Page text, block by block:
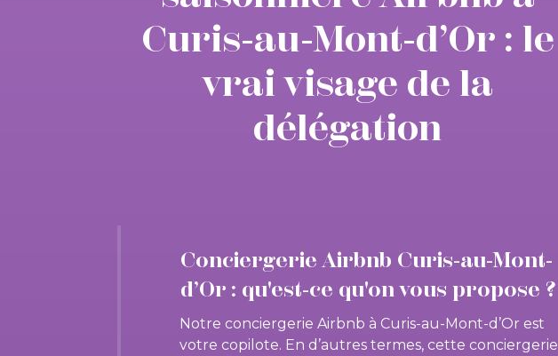
Curis-au-Mont-d’Or : le
vrai visage de la
délégation
Conciergerie Airbnb Curis-au-Mont-
d’Or : qu'est-ce qu'on vous propose ?
Notre conciergerie Airbnb à Curis-au-Mont-d’Or est
votre copilote. En d’autres termes, cette conciergerie